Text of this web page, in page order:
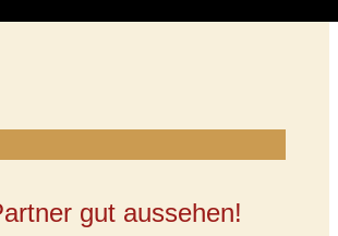
gut aussehen!